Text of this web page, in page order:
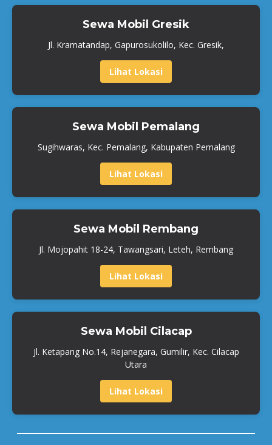
Sewa Mobil Gresik
Jl. Kramatandap, Gapurosukolilo, Kec. Gresik,
Lihat Lokasi
Sewa Mobil Pemalang
Sugihwaras, Kec. Pemalang, Kabupaten Pemalang
Lihat Lokasi
Sewa Mobil Rembang
Jl. Mojopahit 18-24, Tawangsari, Leteh, Rembang
Lihat Lokasi
Sewa Mobil Cilacap
Jl. Ketapang No.14, Rejanegara, Gumilir, Kec. Cilacap
Utara
Lihat Lokasi